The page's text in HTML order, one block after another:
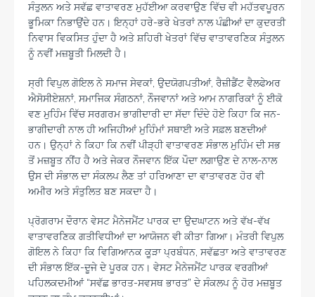
ਸੰਤੁਲਨ ਅਤੇ ਸਵੱਛ ਵਾਤਾਵਰਣ ਮੁਹੱਈਆ ਕਰਵਾਉਣ ਵਿੱਚ ਵੀ ਮਹੱਤਵਪੂਰਨ
ਭੂਮਿਕਾ ਨਿਭਾਉਂਦੇ ਹਨ। ਇਨ੍ਹਾਂ ਹਰੇ-ਭਰੇ ਖੇਤਰਾਂ ਨਾਲ ਪੰਛੀਆਂ ਦਾ ਕੁਦਰਤੀ
ਨਿਵਾਸ ਵਿਕਸਿਤ ਹੁੰਦਾ ਹੈ ਅਤੇ ਸ਼ਹਿਰੀ ਖੇਤਰਾਂ ਵਿੱਚ ਵਾਤਾਵਰਣਿਕ ਸੰਤੁਲਨ
ਨੂੰ ਨਵੀਂ ਮਜ਼ਬੂਤੀ ਮਿਲਦੀ ਹੈ।
ਸ੍ਰੀ ਵਿਪੁਲ ਗੋਇਲ ਨੇ ਸਮਾਜ ਸੇਵਕਾਂ, ਉਦਯੋਗਪਤੀਆਂ, ਰੈਜ਼ੀਡੈਂਟ ਵੈਲਫੇਅਰ
ਐਸੋਸੀਏਸ਼ਨਾਂ, ਸਮਾਜਿਕ ਸੰਗਠਨਾਂ, ਨੌਜਵਾਨਾਂ ਅਤੇ ਆਮ ਨਾਗਰਿਕਾਂ ਨੂੰ ਈਕੋ
ਵਣ ਮੁਹਿੰਮ ਵਿੱਚ ਸਰਗਰਮ ਭਾਗੀਦਾਰੀ ਦਾ ਸੱਦਾ ਦਿੰਦੇ ਹੋਏ ਕਿਹਾ ਕਿ ਜਨ-
ਭਾਗੀਦਾਰੀ ਨਾਲ ਹੀ ਅਜਿਹੀਆਂ ਮੁਹਿੰਮਾਂ ਸਥਾਈ ਅਤੇ ਸਫ਼ਲ ਬਣਦੀਆਂ
ਹਨ। ਉਨ੍ਹਾਂ ਨੇ ਕਿਹਾ ਕਿ ਨਵੀਂ ਪੀੜ੍ਹੀ ਵਾਤਾਵਰਣ ਸੰਭਾਲ ਮੁਹਿੰਮ ਦੀ ਸਭ
ਤੋਂ ਮਜ਼ਬੂਤ ਨੀਂਹ ਹੈ ਅਤੇ ਜੇਕਰ ਨੌਜਵਾਨ ਇੱਕ ਪੌਦਾ ਲਗਾਉਣ ਦੇ ਨਾਲ-ਨਾਲ
ਉਸ ਦੀ ਸੰਭਾਲ ਦਾ ਸੰਕਲਪ ਲੈਣ ਤਾਂ ਹਰਿਆਣਾ ਦਾ ਵਾਤਾਵਰਣ ਹੋਰ ਵੀ
ਅਮੀਰ ਅਤੇ ਸੰਤੁਲਿਤ ਬਣ ਸਕਦਾ ਹੈ।
ਪ੍ਰੋਗਰਾਮ ਦੌਰਾਨ ਵੇਸਟ ਮੈਨੇਜਮੈਂਟ ਪਾਰਕ ਦਾ ਉਦਘਾਟਨ ਅਤੇ ਵੱਖ-ਵੱਖ
ਵਾਤਾਵਰਣਿਕ ਗਤੀਵਿਧੀਆਂ ਦਾ ਆਯੋਜਨ ਵੀ ਕੀਤਾ ਗਿਆ। ਮੰਤਰੀ ਵਿਪੁਲ
ਗੋਇਲ ਨੇ ਕਿਹਾ ਕਿ ਵਿਗਿਆਨਕ ਕੂੜਾ ਪ੍ਰਬੰਧਨ, ਸਵੱਛਤਾ ਅਤੇ ਵਾਤਾਵਰਣ
ਦੀ ਸੰਭਾਲ ਇੱਕ-ਦੂਜੇ ਦੇ ਪੂਰਕ ਹਨ। ਵੇਸਟ ਮੈਨੇਜਮੈਂਟ ਪਾਰਕ ਵਰਗੀਆਂ
ਪਹਿਲਕਦਮੀਆਂ “ਸਵੱਛ ਭਾਰਤ-ਸਵਸਥ ਭਾਰਤ” ਦੇ ਸੰਕਲਪ ਨੂੰ ਹੋਰ ਮਜ਼ਬੂਤ